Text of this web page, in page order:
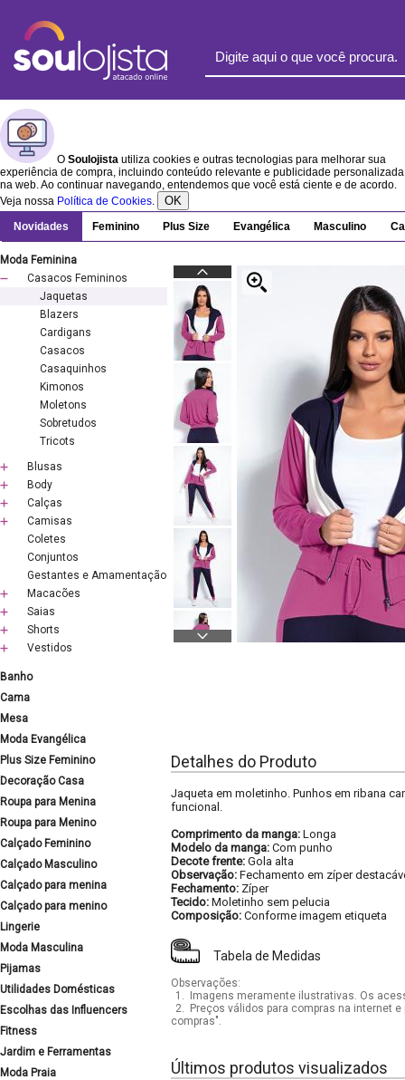
O Soulojista utiliza cookies e outras tecnologias para melhorar sua
experiência de compra, incluindo conteúdo relevante e publicidade personalizada
na web. Ao continuar navegando, entendemos que você está ciente e de acordo.
Veja nossa Política de Cookies. OK
Novidades Feminino Plus Size Evangélica Masculino
Moda Feminina
Casacos Femininos
Jaquetas
Blazers
Cardigans
Casacos
Casaquinhos
Kimonos
Moletons
Sobretudos
Tricots
Blusas
Body
Calças
Camisas
Coletes
Conjuntos
Gestantes e Amamentação
Macacões
Saias
Shorts
Vestidos
Banho
Cama
Mesa
Moda Evangélica
Plus Size Feminino
Decoração Casa
Roupa para Menina
Roupa para Menino
Calçado Feminino
Calçado Masculino
Calçado para menina
Calçado para menino
Lingerie
Moda Masculina
Pijamas
Utilidades Domésticas
Escolhas das Influencers
Fitness
Jardim e Ferramentas
Moda Praia
Detalhes do Produto
Jaqueta em moletinho. Punhos em ribana
funcional.
Comprimento da manga: Longa
Modelo da manga: Com punho
Decote frente: Gola alta
Observação: Fechamento em zíper
Fechamento: Zíper
Tecido: Moletinho sem pelucia
Composição: Conforme imagem etiqueta
Tabela de Medidas
Observações:
1.
Imagens meramente ilustrativas. Os
2.
Preços válidos para compras na internet
compras".
Últimos produtos visualizados